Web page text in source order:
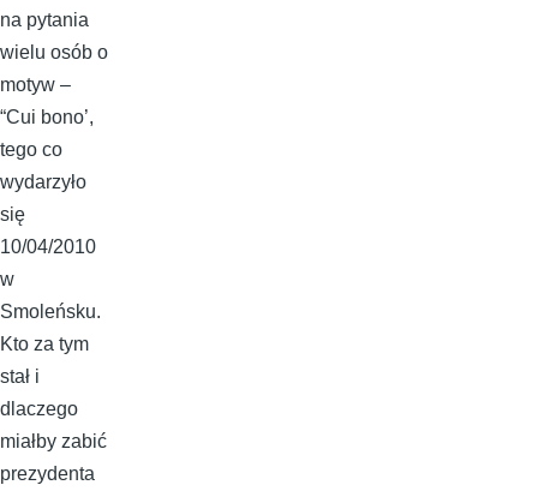
na pytania
wielu osób o
motyw –
“Cui bono’,
tego co
wydarzyło
się
10/04/2010
w
Smoleńsku.
Kto za tym
stał i
dlaczego
miałby zabić
prezydenta